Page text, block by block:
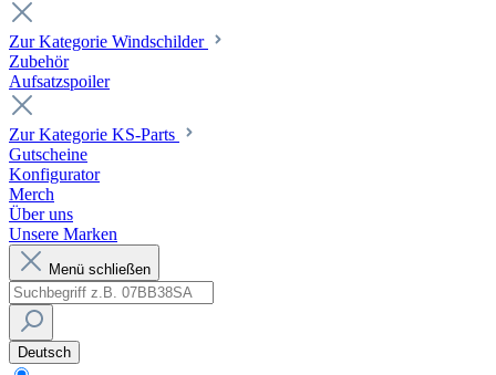
Zur Kategorie Windschilder
Zubehör
Aufsatzspoiler
Zur Kategorie KS-Parts
Gutscheine
Konfigurator
Merch
Über uns
Unsere Marken
Menü schließen
Deutsch